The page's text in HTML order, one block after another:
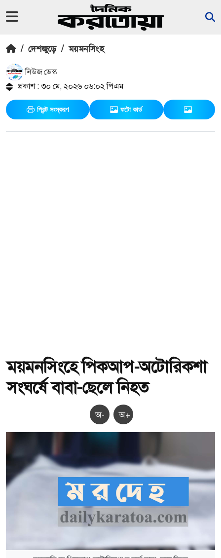
/ দেশজুড়ে / ময়মনসিংহ
নিউজ ডেস্ক
প্রকাশ : ৩০ মে, ২০২৬ ০৬:০২ পিএম
প্রিন্ট সংস্করণ ফটো কার্ড
ময়মনসিংহে পিকআপ-অটোরিকশা
সংঘর্ষে বাবা-ছেলে নিহত
অ- অ+